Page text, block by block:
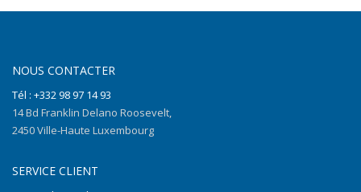
NOUS CONTACTER
Tél : +332 98 97 14 93
14 Bd Franklin Delano Roosevelt,
2450 Ville-Haute Luxembourg
SERVICE CLIENT